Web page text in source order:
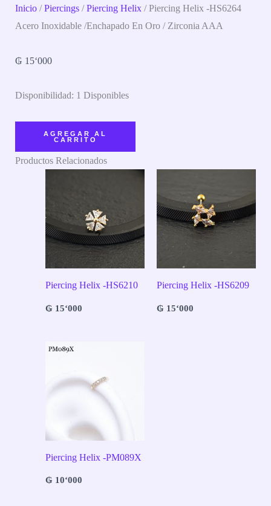
Inicio /Piercings /Piercing Helix / Piercing Helix -HS6264
Acero Inoxidable /enchapado En Oro / Zirconia AAA
₲ 15‘000
Disponibilidad: 1 Disponibles
AGREGAR AL
CARRITO
Productos Relacionados
Piercing Helix -HS6210
₲15‘000
Piercing Helix -HS6209
₲15‘000
Piercing Helix -PM089X
₲10‘000